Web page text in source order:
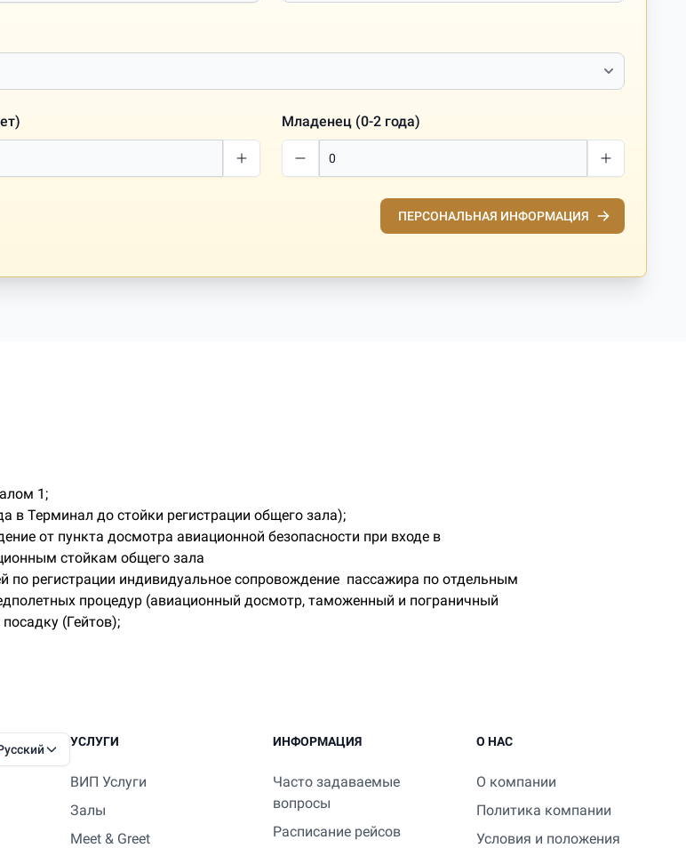
Младенец (0-2 года)
ПЕРСОНАЛЬНАЯ ИНФОРМАЦИЯ
1;
в Терминал до стойки регистрации общего зала);
от пункта досмотра авиационной безопасности при входе в
стойкам общего зала
по регистрации индивидуальное сопровождение пассажира по отдельным
процедур (авиационный досмотр, таможенный и пограничный
(Гейтов);
УСЛУГИ
ВИП Услуги
Залы
Meet & Greet
ИНФОРМАЦИЯ
Часто задаваемые
вопросы
Расписание рейсов
О НАС
О компании
Политика компании
Условия и положения